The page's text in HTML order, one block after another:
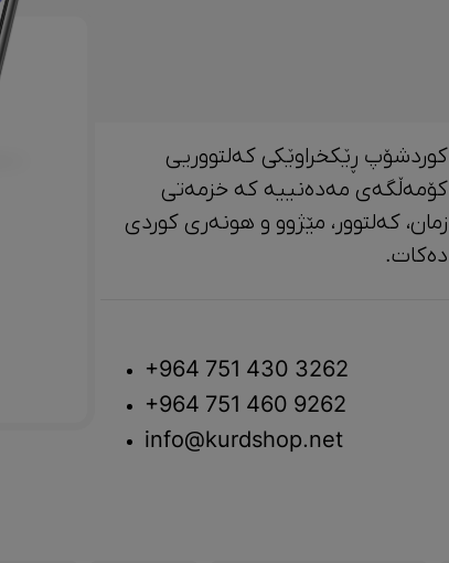
کوردشۆپ ڕێکخراوێکی کەلتووریی
کۆمەڵگەی مەدەنییە کە خزمەتی
زمان، کەلتوور، مێژوو و ‎هونەری کوردی
دەکات.
+964 751 430 3262
+964 751 460 9262
info@kurdshop.net